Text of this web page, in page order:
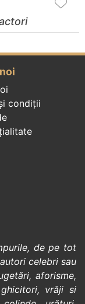
condiții
de pe tot
autori celebrisau
,aforisme,
ghicitori, vrăji si